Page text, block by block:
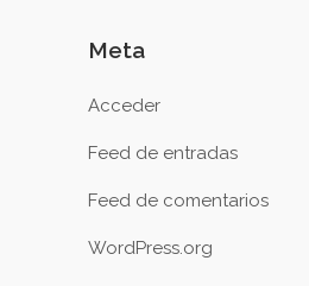
Meta
Acceder
Feed de entradas
Feed de comentarios
WordPress.org